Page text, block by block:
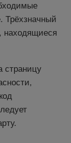
Трёхзначный
находящиеся
страницу